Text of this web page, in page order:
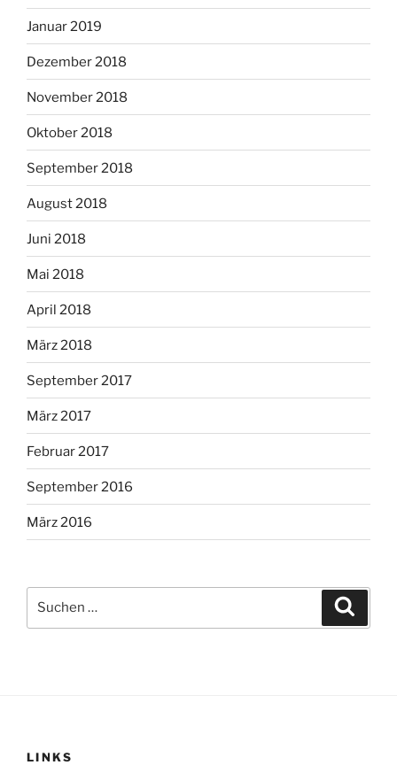
Januar 2019
Dezember 2018
November 2018
Oktober 2018
September 2018
August 2018
Juni 2018
Mai 2018
April 2018
März 2018
September 2017
März 2017
Februar 2017
September 2016
März 2016
nach:
LINKS